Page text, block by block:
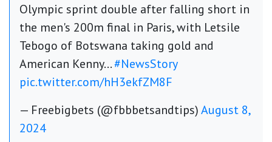
Olympic sprint double after falling short in
the men's 200m final in Paris, with Letsile
Tebogo of Botswana taking gold and
American Kenny…#NewsStory
pic.twitter.com/hH3ekfZM8F
— Freebigbets (@fbbbetsandtips)August 8,
2024